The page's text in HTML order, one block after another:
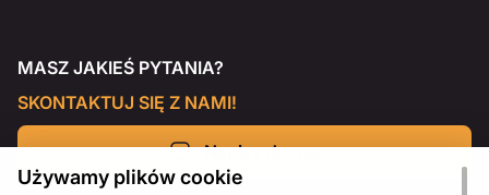
MASZ JAKIEŚ PYTANIA?
SKONTAKTUJ SIĘ Z NAMI!
Napisz do nas
Używamy plików cookie